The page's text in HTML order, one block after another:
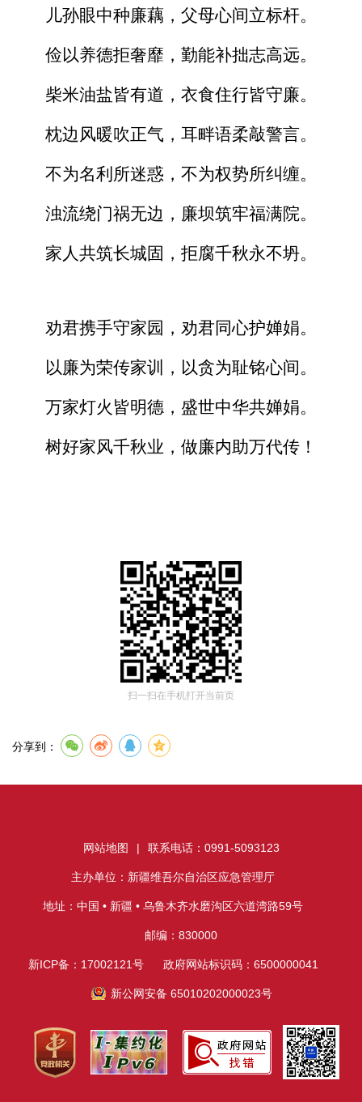
儿孙眼中种廉藕，父母心间立标杆。
俭以养德拒奢靡，勤能补拙志高远。
柴米油盐皆有道，衣食住行皆守廉。
枕边风暖吹正气，耳畔语柔敲警言。
不为名利所迷惑，不为权势所纠缠。
浊流绕门祸无边，廉坝筑牢福满院。
家人共筑长城固，拒腐千秋永不坍。
劝君携手守家园，劝君同心护婵娟。
以廉为荣传家训，以贪为耻铭心间。
万家灯火皆明德，盛世中华共婵娟。
树好家风千秋业，做廉内助万代传！
扫一扫在手机打开当前页
分享到：
网站地图 | 联系电话：0991-5093123
主办单位：新疆维吾尔自治区应急管理厅
地址：中国 • 新疆 • 乌鲁木齐水磨沟区六道湾路59号
邮编：830000
新ICP备：17002121号 政府网站标识码：6500000041
新公网安备 65010202000023号